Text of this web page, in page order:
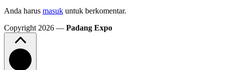
Anda harus masuk untuk berkomentar.
Copyright 2026 — Padang Expo